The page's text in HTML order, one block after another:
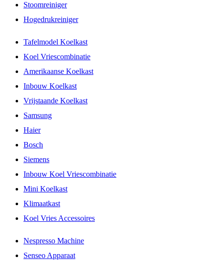
Stoomreiniger
Hogedrukreiniger
Tafelmodel Koelkast
Koel Vriescombinatie
Amerikaanse Koelkast
Inbouw Koelkast
Vrijstaande Koelkast
Samsung
Haier
Bosch
Siemens
Inbouw Koel Vriescombinatie
Mini Koelkast
Klimaatkast
Koel Vries Accessoires
Nespresso Machine
Senseo Apparaat